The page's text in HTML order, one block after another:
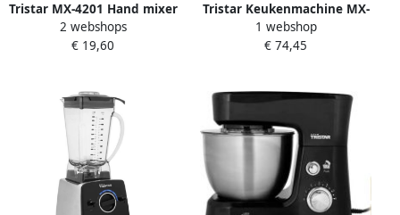
Tristar MX-4201 Hand mixer
6 snelheidsinstellingen 300
Watt Inclusief deeghaken
2 webshops
€ 19,60
Tristar Keukenmachine MX-
4837 Keukenmixer 4 Liter 6
snelheidsinstellingen
1 webshop
€ 74,45